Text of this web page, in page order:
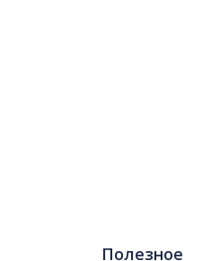
Полезное